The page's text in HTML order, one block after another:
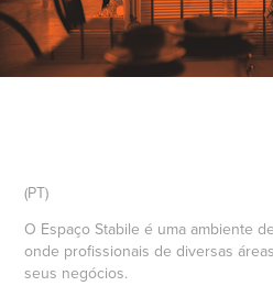
(PT)
O Espaço Stabile é uma ambiente
onde profissionais de diversas
seus negócios.